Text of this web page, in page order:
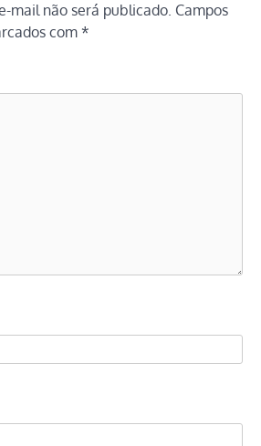
mail não será publicado. Campos
com *